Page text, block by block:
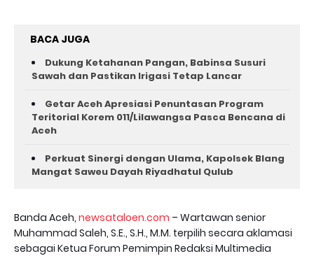
BACA JUGA
Dukung Ketahanan Pangan, Babinsa Susuri
Sawah dan Pastikan Irigasi Tetap Lancar
Getar Aceh Apresiasi Penuntasan Program
Teritorial Korem 011/Lilawangsa Pasca Bencana di
Aceh ‎
Perkuat Sinergi dengan Ulama, Kapolsek Blang
Mangat Saweu Dayah Riyadhatul Qulub
Banda Aceh, newsataloen.com – Wartawan senior
Muhammad Saleh, S.E., S.H., M.M. terpilih secara aklamasi
sebagai Ketua Forum Pemimpin Redaksi Multimedia